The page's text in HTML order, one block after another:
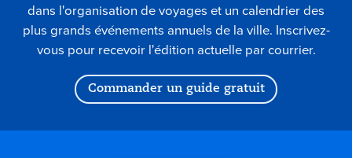
dans l'organisation de voyages et un calendrier des
plus grands événements annuels de la ville. Inscrivez-
vous pour recevoir l'édition actuelle par courrier.
Commander un guide gratuit